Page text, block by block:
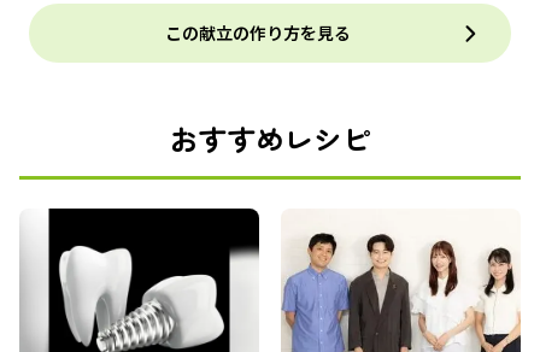
この献立の作り方を見る
おすすめレシピ